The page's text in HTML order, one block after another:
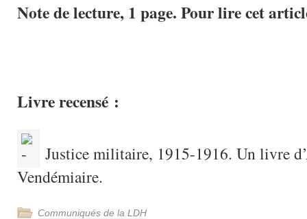
Note de lecture, 1 page. Pour lire cet
Livre recensé :
Justice militaire, 1915-1916. Un livre
Vendémiaire.
Communiqués de la LDH